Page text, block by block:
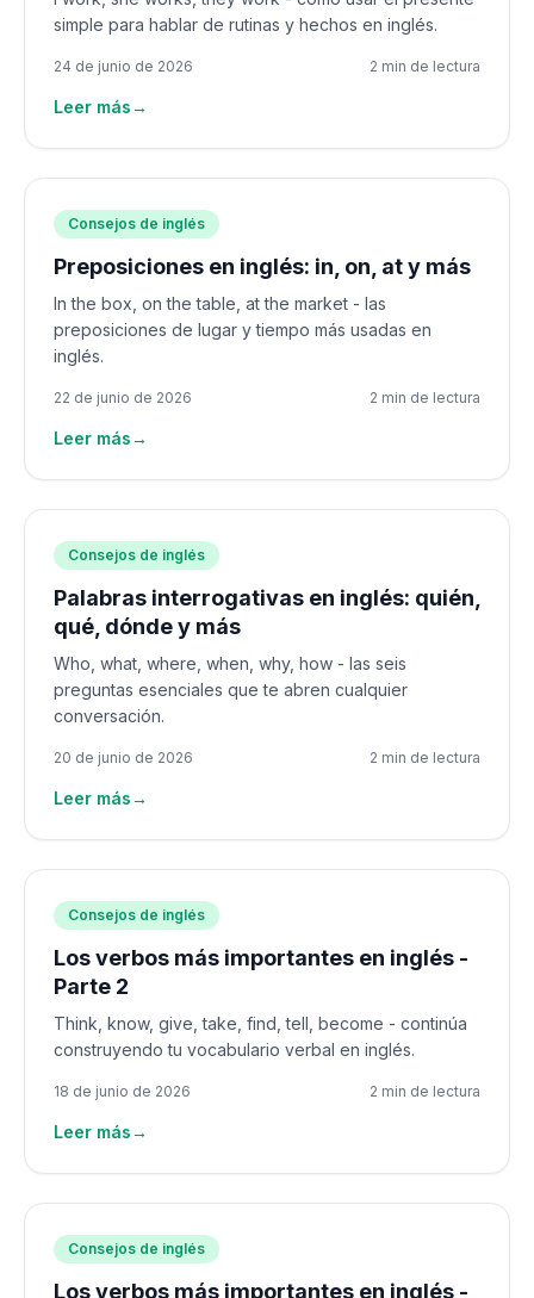
simple para hablar de rutinas y hechos en inglés.
24 de junio de 2026 2 min de lectura
Leer más→
Consejos de inglés
Preposiciones en inglés: in, on, at y más
In the box, on the table, at the market - las
preposiciones de lugar y tiempo más usadas en
inglés.
22 de junio de 2026 2 min de lectura
Leer más→
Consejos de inglés
Palabras interrogativas en inglés: quién,
qué, dónde y más
Who, what, where, when, why, how - las seis
preguntas esenciales que te abren cualquier
conversación.
20 de junio de 2026 2 min de lectura
Leer más→
Consejos de inglés
Los verbos más importantes en inglés -
Parte 2
Think, know, give, take, find, tell, become - continúa
construyendo tu vocabulario verbal en inglés.
18 de junio de 2026 2 min de lectura
Leer más→
Consejos de inglés
Los verbos más importantes en inglés -